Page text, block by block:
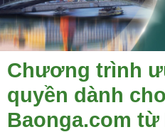
Chương trình
quyền dành
Baonga.com từ